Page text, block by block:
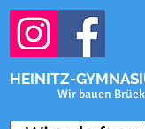
HEINITZ-
Wir bauen